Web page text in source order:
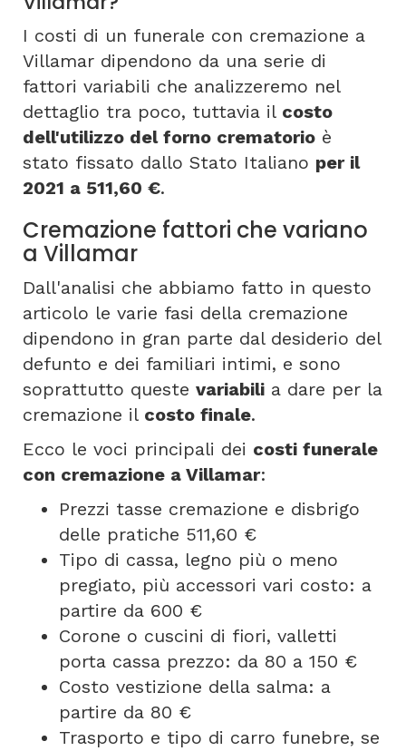
I costi di un funerale con cremazione a
Villamar dipendono da una serie di
fattori variabili che analizzeremo nel
dettaglio tra poco, tuttavia il costo
dell'utilizzo del forno crematorio è
stato fissato dallo Stato Italiano per il
2021 a 511,60 €.
Cremazione fattori che variano
a Villamar
Dall'analisi che abbiamo fatto in questo
articolo le varie fasi della cremazione
dipendono in gran parte dal desiderio del
defunto e dei familiari intimi, e sono
soprattutto queste variabili a dare per la
cremazione il costo finale.
Ecco le voci principali dei costi funerale
con cremazione a Villamar:
Prezzi tasse cremazione e disbrigo
delle pratiche 511,60 €
Tipo di cassa, legno più o meno
pregiato, più accessori vari costo: a
partire da 600 €
Corone o cuscini di fiori, valletti
porta cassa prezzo: da 80 a 150 €
Costo vestizione della salma: a
partire da 80 €
Trasporto e tipo di carro funebre, se